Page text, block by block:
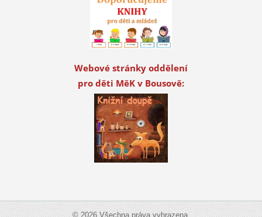
Webové stránky oddělení
pro děti MěK v Bousově:
© 2026 Všechna práva vyhrazena.